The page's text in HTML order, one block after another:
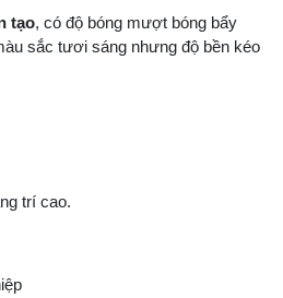
tạo, có độ bóng mượt bóng bẩy
sắc tươi sáng nhưng độ bền kéo
trí cao.